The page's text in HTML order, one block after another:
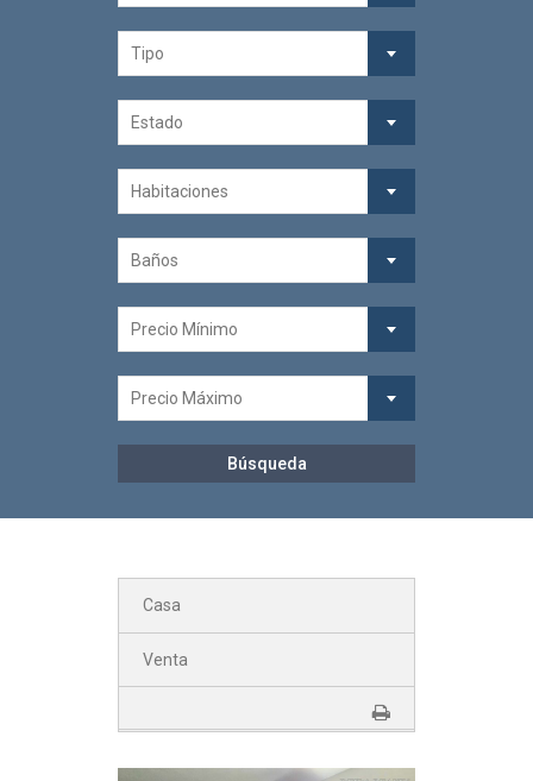
Tipo
Estado
Habitaciones
Baños
Precio Mínimo
Precio Máximo
Casa
Venta